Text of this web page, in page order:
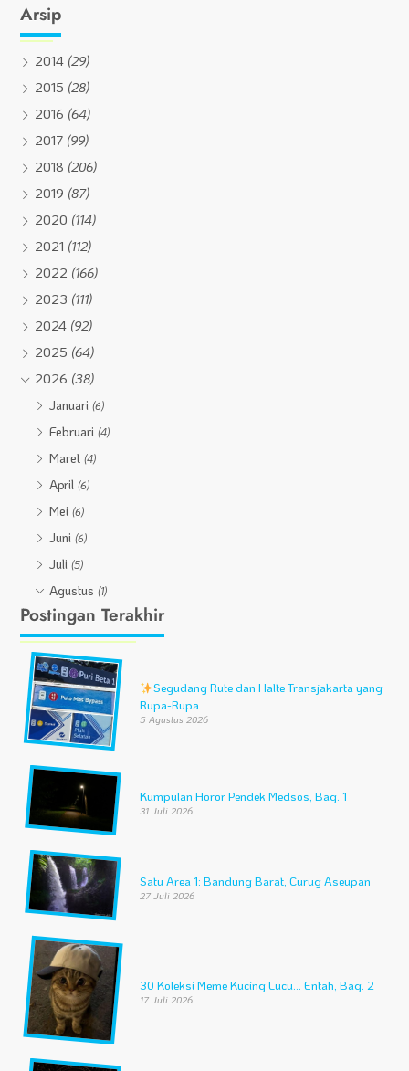
Arsip
2014 (29)
2015 (28)
2016 (64)
2017 (99)
2018 (206)
2019 (87)
2020 (114)
2021 (112)
2022 (166)
2023 (111)
2024 (92)
2025 (64)
2026 (38)
Januari(6)
Februari(4)
Maret(4)
April(6)
Mei(6)
Juni(6)
Juli(5)
Agustus(1)
Postingan Terakhir
Segudang Rute dan Halte Transjakarta yang
Rupa-Rupa
5 Agustus 2026
Kumpulan Horor Pendek Medsos, Bag. 1
31 Juli 2026
Satu Area 1: Bandung Barat, Curug Aseupan
27 Juli 2026
30 Koleksi Meme Kucing Lucu… Entah, Bag. 2
17 Juli 2026